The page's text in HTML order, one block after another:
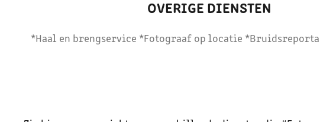
OVERIGE DIENSTEN
*Haal en brengservice *Fotograaf op locatie